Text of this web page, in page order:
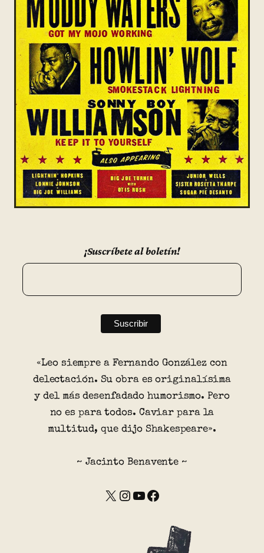
¡Suscríbete al boletín!
«Leo siempre a Fernando González con
delectación. Su obra es originalísima
y del más desenfadado humorismo. Pero
no es para todos. Caviar para la
multitud, que dijo Shakespeare».
~ Jacinto Benavente ~
X Instagram YouTube Facebook